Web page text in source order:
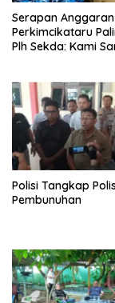
Serapan
Perkimcikataru
Plh Sekda: Kami
Polisi Tangkap
Pembunuhan